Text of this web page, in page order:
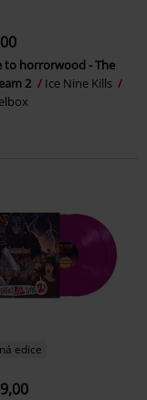
to horrorwood - The
2
Ice Nine Kills
edice